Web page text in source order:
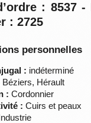
: 8537 -
: 2725
personnelles
: indéterminé
Béziers, Hérault
: Cordonnier
: Cuirs et peaux